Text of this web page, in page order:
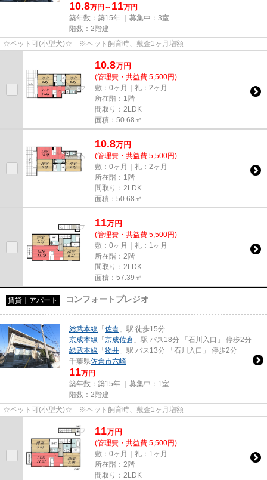
10.8万円～ 11万円
築年数：築15年 ｜募集中： 3室
階数：2階建
☆ペット可(小型犬)☆ ※ペット飼育時、敷金1ヶ月増額
10.8万円
(管理費・共益費 5,500円)
敷：0ヶ月｜礼：2ヶ月
所在階：1階
間取り：2LDK
面積：50.68㎡
10.8万円
(管理費・共益費 5,500円)
敷：0ヶ月｜礼：2ヶ月
所在階：1階
間取り：2LDK
面積：50.68㎡
11万円
(管理費・共益費 5,500円)
敷：0ヶ月｜礼：1ヶ月
所在階：2階
間取り：2LDK
面積：57.39㎡
賃貸｜アパート コンフォートプレジオ
総武本線 「佐倉 」駅 徒歩15分
京成本線 「京成佐倉 」駅 バス18分 「石川入口」 停歩2分
総武本線 「物井 」駅 バス13分 「石川入口」 停歩2分
千葉県佐倉市六崎
11万円
築年数：築15年 ｜募集中： 1室
階数：2階建
☆ペット可(小型犬)☆ ※ペット飼育時、敷金1ヶ月増額
11万円
(管理費・共益費 5,500円)
敷：0ヶ月｜礼：1ヶ月
所在階：2階
間取り：2LDK